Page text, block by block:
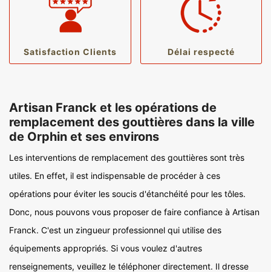
Satisfaction Clients Délai respecté
Artisan Franck et les opérations de
remplacement des gouttières dans la ville
de Orphin et ses environs
Les interventions de remplacement des gouttières sont très
utiles. En effet, il est indispensable de procéder à ces
opérations pour éviter les soucis d'étanchéité pour les tôles.
Donc, nous pouvons vous proposer de faire confiance à Artisan
Franck. C'est un zingueur professionnel qui utilise des
équipements appropriés. Si vous voulez d'autres
renseignements, veuillez le téléphoner directement. Il dresse